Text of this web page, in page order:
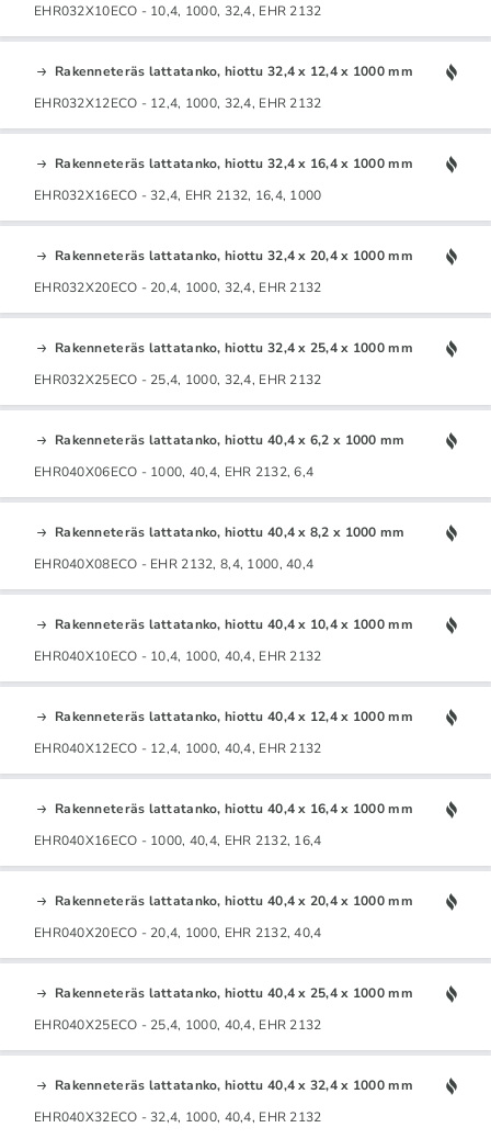
EHR032X10ECO - 10,4, 1000, 32,4, EHR 2132
Rakenneteräs lattatanko, hiottu 32,4 x 12,4 x 1000 mm
EHR032X12ECO - 12,4, 1000, 32,4, EHR 2132
Rakenneteräs lattatanko, hiottu 32,4 x 16,4 x 1000 mm
EHR032X16ECO - 32,4, EHR 2132, 16,4, 1000
Rakenneteräs lattatanko, hiottu 32,4 x 20,4 x 1000 mm
EHR032X20ECO - 20,4, 1000, 32,4, EHR 2132
Rakenneteräs lattatanko, hiottu 32,4 x 25,4 x 1000 mm
EHR032X25ECO - 25,4, 1000, 32,4, EHR 2132
Rakenneteräs lattatanko, hiottu 40,4 x 6,2 x 1000 mm
EHR040X06ECO - 1000, 40,4, EHR 2132, 6,4
Rakenneteräs lattatanko, hiottu 40,4 x 8,2 x 1000 mm
EHR040X08ECO - EHR 2132, 8,4, 1000, 40,4
Rakenneteräs lattatanko, hiottu 40,4 x 10,4 x 1000 mm
EHR040X10ECO - 10,4, 1000, 40,4, EHR 2132
Rakenneteräs lattatanko, hiottu 40,4 x 12,4 x 1000 mm
EHR040X12ECO - 12,4, 1000, 40,4, EHR 2132
Rakenneteräs lattatanko, hiottu 40,4 x 16,4 x 1000 mm
EHR040X16ECO - 1000, 40,4, EHR 2132, 16,4
Rakenneteräs lattatanko, hiottu 40,4 x 20,4 x 1000 mm
EHR040X20ECO - 20,4, 1000, EHR 2132, 40,4
Rakenneteräs lattatanko, hiottu 40,4 x 25,4 x 1000 mm
EHR040X25ECO - 25,4, 1000, 40,4, EHR 2132
Rakenneteräs lattatanko, hiottu 40,4 x 32,4 x 1000 mm
EHR040X32ECO - 32,4, 1000, 40,4, EHR 2132